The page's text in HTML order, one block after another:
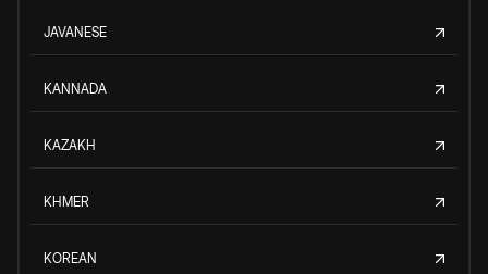
JAVANESE
KANNADA
KAZAKH
KHMER
KOREAN